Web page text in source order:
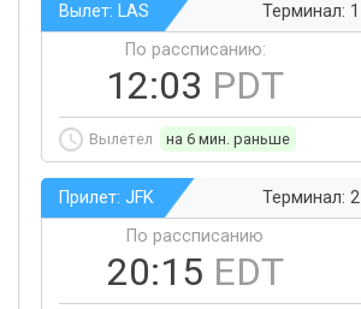
Вылет: LAS Терминал: 1
По рассписанию:
12:03 PDT
Вылетел на 6 мин. раньше
Прилет: JFK Терминал: 2
По рассписанию
20:15 EDT